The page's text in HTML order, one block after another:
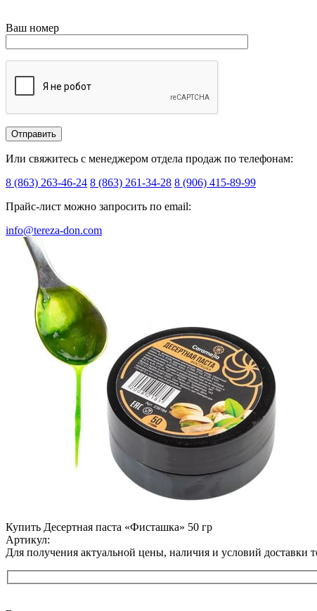
Ваш номер
Или свяжитесь с менеджером отдела продаж по телефонам:
8 (863) 263-46-24 8 (863) 261-34-28 8 (906) 415-89-99
Прайс-лист можно запросить по email:
info@tereza-don.com
Купить Десертная паста «Фисташка» 50 гр
Артикул:
Для получения актуальной цены, наличия и условий доставки